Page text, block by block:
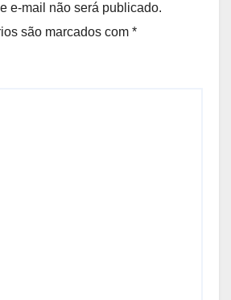
e-mail não será publicado.
são marcados com *